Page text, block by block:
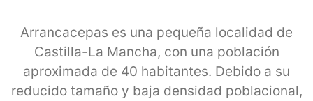
Arrancacepas es una pequeña localidad de
Castilla-La Mancha, con una población
aproximada de 40 habitantes. Debido a su
reducido tamaño y baja densidad poblacional,